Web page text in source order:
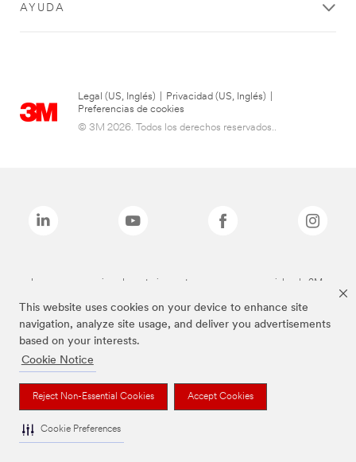
This website uses cookies on your device to enhance site
navigation, analyze site usage, and deliver you advertisements
based on your interests.
Cookie Notice
Reject Non-Essential Cookies Accept Cookies
Cookie Preferences
AYUDA
Legal (US, Inglés) Privacidad (US, Inglés)
Preferencias de cookies
© 3M 2026. Todos los derechos reservados..
Las marcas mencionadas anteriormente son marcas comerciales de 3M.